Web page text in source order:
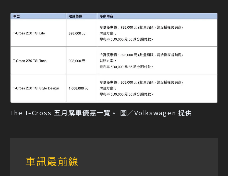
The T-Cross 五月購車優惠一覽。 圖／Volkswagen 提供
車訊最前線